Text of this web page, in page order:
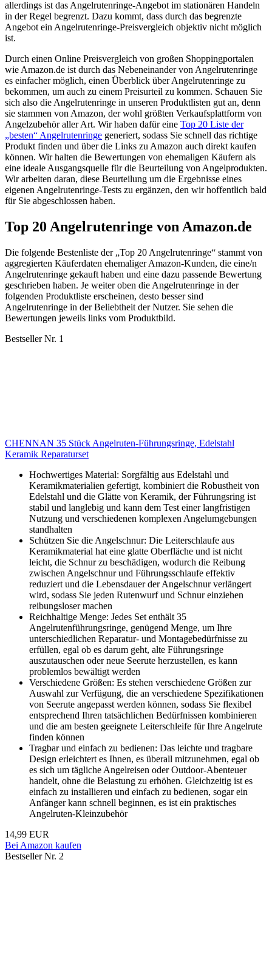
allerdings ist das Angelrutenringe-Angebot im stationären Handeln
in der Regel begrenzt. Dazu kommt, dass durch das begrenzte
Angebot ein Angelrutenringe-Preisvergleich objektiv nicht möglich
ist.
Durch einen Online Preisvergleich von großen Shoppingportalen
wie Amazon.de ist durch das Nebeneinander von Angelrutenringe
es einfacher möglich, einen Überblick über Angelrutenringe zu
bekommen, um auch zu einem Preisurteil zu kommen. Schauen Sie
sich also die Angelrutenringe in unseren Produktlisten gut an, denn
sie stammen von Amazon, der wohl größten Verkaufsplattform von
Angelzubehör aller Art. Wir haben dafür eine Top 20 Liste der
„besten“ Angelrutenringe generiert, sodass Sie schnell das richtige
Produkt finden und über die Links zu Amazon auch direkt kaufen
können. Wir halten die Bewertungen von ehemaligen Käufern als
eine ideale Ausgangsquelle für die Beurteilung von Angelprodukten.
Wir arbeiten daran, diese Beurteilung um die Ergebnisse eines
eigenen Angelrutenringe-Tests zu ergänzen, den wir hoffentlich bald
für Sie abgeschlossen haben.
Top 20 Angelrutenringe von Amazon.de
Die folgende Bestenliste der „Top 20 Angelrutenringe“ stammt von
aggregierten Käuferdaten ehemaliger Amazon-Kunden, die eine/n
Angelrutenringe gekauft haben und eine dazu passende Bewertung
geschrieben haben. Je weiter oben die Angelrutenringe in der
folgenden Produktliste erscheinen, desto besser sind
Angelrutenringe in der Beliebtheit der Nutzer. Sie sehen die
Bewertungen jeweils links vom Produktbild.
Bestseller Nr. 1
CHENNAN 35 Stück Angelruten-Führungsringe, Edelstahl
Keramik Reparaturset
Hochwertiges Material: Sorgfältig aus Edelstahl und
Keramikmaterialien gefertigt, kombiniert die Robustheit von
Edelstahl und die Glätte von Keramik, der Führungsring ist
stabil und langlebig und kann dem Test einer langfristigen
Nutzung und verschiedenen komplexen Angelumgebungen
standhalten
Schützen Sie die Angelschnur: Die Leiterschlaufe aus
Keramikmaterial hat eine glatte Oberfläche und ist nicht
leicht, die Schnur zu beschädigen, wodurch die Reibung
zwischen Angelschnur und Führungsschlaufe effektiv
reduziert und die Lebensdauer der Angelschnur verlängert
wird, sodass Sie jeden Rutenwurf und Schnur einziehen
reibungsloser machen
Reichhaltige Menge: Jedes Set enthält 35
Angelrutenführungsringe, genügend Menge, um Ihre
unterschiedlichen Reparatur- und Montagebedürfnisse zu
erfüllen, egal ob es darum geht, alte Führungsringe
auszutauschen oder neue Seerute herzustellen, es kann
problemlos bewältigt werden
Verschiedene Größen: Es stehen verschiedene Größen zur
Auswahl zur Verfügung, die an verschiedene Spezifikationen
von Seerute angepasst werden können, sodass Sie flexibel
entsprechend Ihren tatsächlichen Bedürfnissen kombinieren
und die am besten geeignete Leiterschleife für Ihre Angelrute
finden können
Tragbar und einfach zu bedienen: Das leichte und tragbare
Design erleichtert es Ihnen, es überall mitzunehmen, egal ob
es sich um tägliche Angelreisen oder Outdoor-Abenteuer
handelt, ohne die Belastung zu erhöhen. Gleichzeitig ist es
einfach zu installieren und einfach zu bedienen, sogar ein
Anfänger kann schnell beginnen, es ist ein praktisches
Angelruten-Kleinzubehör
14,99 EUR
Bei Amazon kaufen
Bestseller Nr. 2